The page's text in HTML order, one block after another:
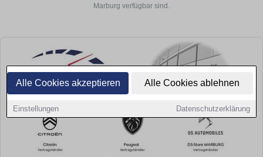
Alle Cookies akzeptieren Alle Cookies ablehnen
Einstellungen Datenschutzerklärung
Marburg verfügbar sind.